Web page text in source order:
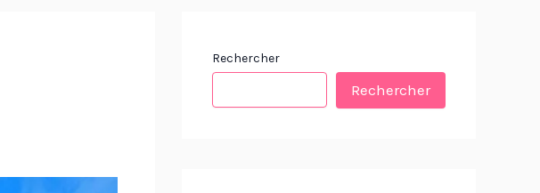
Rechercher
Rechercher